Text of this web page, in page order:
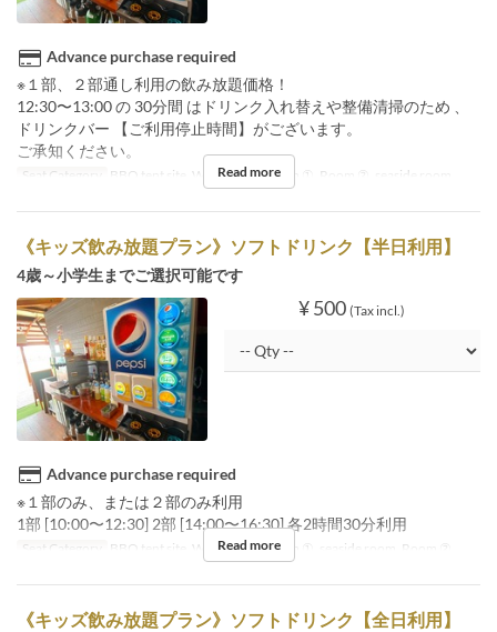
Advance purchase required
※１部、２部通し利用の飲み放題価格！
12:30〜13:00 の 30分間 はドリンク入れ替えや整備清掃のため 、
ドリンクバー 【ご利用停止時間】がございます。
ご承知ください。
Seat Category BBQ tent site, Wood deck, Room ①, Room ②, seaside room
Read more
《キッズ飲み放題プラン》ソフトドリンク【半日利用】
4歳～小学生までご選択可能です
¥ 500 (Tax incl.)
Advance purchase required
※１部のみ、または２部のみ利用
1部 [10:00〜12:30] 2部 [14:00〜16:30] 各2時間30分利用
Seat Category BBQ tent site, Wood deck, Room ①, seaside room, Room ②
Read more
《キッズ飲み放題プラン》ソフトドリンク【全日利用】